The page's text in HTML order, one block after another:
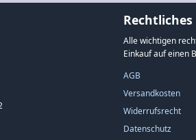
Rechtliches
Alle wichtigen
Einkauf auf einen
AGB
Versandkosten
Widerrufsrecht
Datenschutz